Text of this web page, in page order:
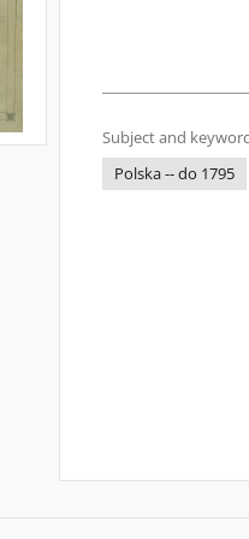
Subject and
Polska -- do 1795